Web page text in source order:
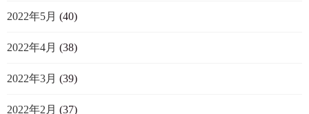
2022年5月 (40)
2022年4月 (38)
2022年3月 (39)
2022年2月 (37)